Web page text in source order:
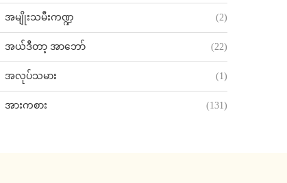
အမျိုးသမီးကဏ္ဍ (2)
အယ်ဒီတာ့ အာဘော် (22)
အလုပ်သမား (1)
အားကစား (131)